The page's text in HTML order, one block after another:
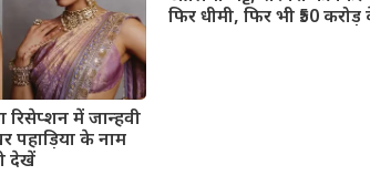
में जान्हवी
पहाड़िया के नाम
देखें
फिर धीमी, फिर भी ₹50 करोड़